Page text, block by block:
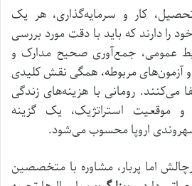
کار و سرمایه‌گذاری، هر یک
را دارند که باید با دقت مورد بررسی
عمومی، جمع‌آوری صحیح مدارک و
و آزمون‌های مربوطه، همگی نقش کلیدی
می‌کنند. رومانی با هزینه‌های زندگی
موقعیت استراتژیک، یک گزینه
اروپا محسوب می‌شود.
اما پربار، مشاوره با متخصصین